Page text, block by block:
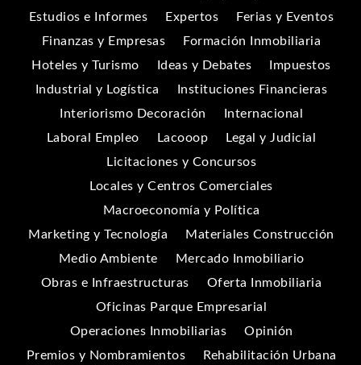
Estudios e Informes
Expertos
Ferias y Eventos
Finanzas y Empresas
Formación Inmobiliaria
Hoteles y Turismo
Ideas y Debates
Impuestos
Industrial y Logística
Instituciones Financieras
Interiorismo Decoración
Internacional
Laboral Empleo
Lacooop
Legal y Judicial
Licitaciones y Concursos
Locales y Centros Comerciales
Macroeconomía y Política
Marketing y Tecnología
Materiales Construcción
Medio Ambiente
Mercado Inmobiliario
Obras e Infraestructuras
Oferta Inmobiliaria
Oficinas Parque Empresarial
Operaciones Inmobiliarias
Opinión
Premios y Nombramientos
Rehabilitación Urbana